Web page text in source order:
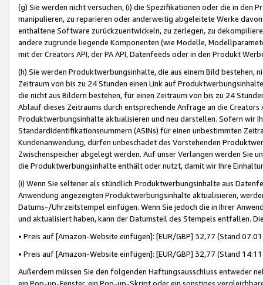
(g) Sie werden nicht versuchen, (i) die Spezifikationen oder die in
manipulieren, zu reparieren oder anderweitig abgeleitete Werke
enthaltene Software zurückzuentwickeln, zu zerlegen, zu
andere zugrunde liegende Komponenten (wie Modelle,
mit der Creators API, der PA API, Datenfeeds oder in den Produkt
(h) Sie werden Produktwerbungsinhalte, die aus einem Bild bestehen,
Zeitraum von bis zu 24 Stunden einen Link auf
die nicht aus Bildern bestehen, für einen Zeitraum von bis zu 24
Ablauf dieses Zeitraums durch entsprechende Anfrage an die
Produktwerbungsinhalte aktualisieren und neu darstellen. Sofern wir
Standardidentifikationsnummern (ASINs) für einen unbestimmten
Kundenanwendung, dürfen unbeschadet des Vorstehenden
Zwischenspeicher abgelegt werden. Auf unser Verlangen werden Sie
die Produktwerbungsinhalte enthält oder nutzt, damit wir Ihre
(i) Wenn Sie seltener als stündlich Produktwerbungsinhalte aus
Anwendung angezeigten Produktwerbungsinhalte aktualisieren,
Datums-/Uhrzeitstempel einfügen. Wenn Sie jedoch die in Ihrer
und aktualisiert haben, kann der Datumsteil des Stempels entfallen.
• Preis auf [Amazon-Website einfügen]: [EUR/GBP] 32,77 (Stand
• Preis auf [Amazon-Website einfügen]: [EUR/GBP] 32,77 (Stand
Außerdem müssen Sie den folgenden Haftungsausschluss entweder
ein Pop-up-Fenster, ein Pop-up-Skript oder ein sonstiges